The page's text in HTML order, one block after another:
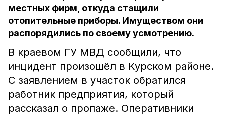
местных фирм, откуда стащили
отопительные приборы. Имуществом они
распорядились по своему усмотрению.
В краевом ГУ МВД сообщили, что
инцидент произошёл в Курском районе.
С заявлением в участок обратился
работник предприятия, который
рассказал о пропаже. Оперативники